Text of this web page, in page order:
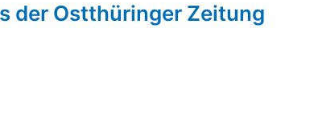
der Ostthüringer Zeitung